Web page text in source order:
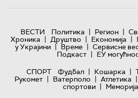
ВЕСТИ Политика | Регион |
Хроника | Друштво | Економија |
у Украјини | Време | Сервисне
Подкаст | ЕУ
СПОРТ
Фудбал | Кошарка |
Рукомет | Ватерполо | Атлетика |
спортови |